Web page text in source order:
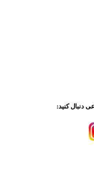
دنبال کنید: